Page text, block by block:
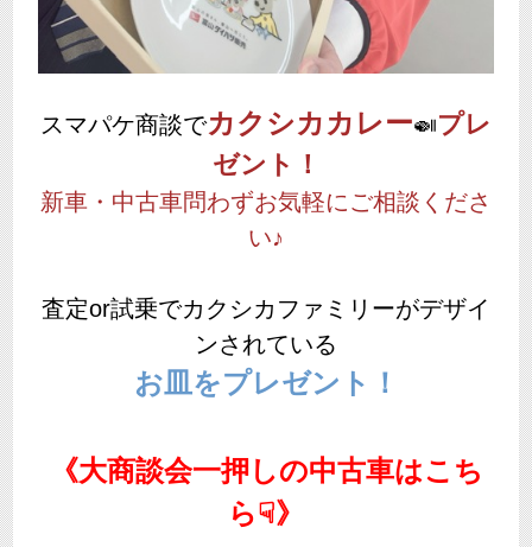
スマパケ商談でカクシカカレー🍛プレ
ゼント！
新車・中古車問わずお気軽にご相談くださ
い♪
査定or試乗でカクシカファミリーがデザイ
ンされている
お皿をプレゼント！
《大商談会一押しの中古車はこち
ら☟》